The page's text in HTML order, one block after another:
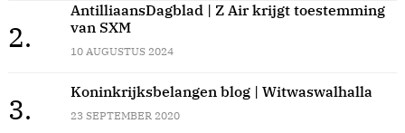
2.
AntilliaansDagblad | Z Air krijgt toestemming
van SXM
10 AUGUSTUS 2024
3.
Koninkrijksbelangen blog | Witwaswalhalla
23 SEPTEMBER 2020